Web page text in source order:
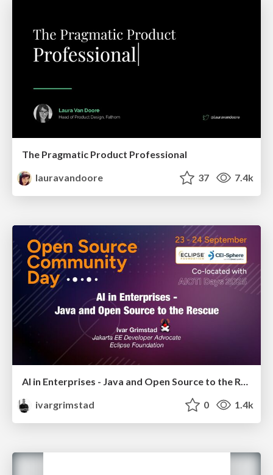
The Pragmatic Product Professional
lauravandoore
37 7.4k
AI in Enterprises - Java and Open Source to the Rescue
ivargrimstad
0 1.4k